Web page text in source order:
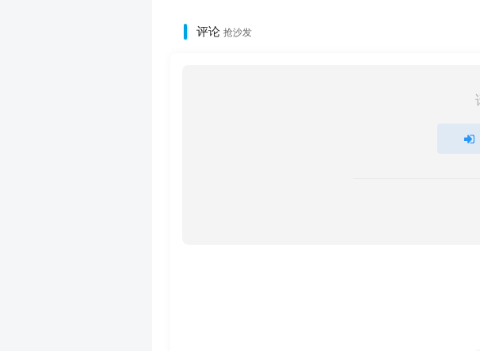
评论 抢沙发